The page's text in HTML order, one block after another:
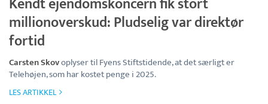
millionoverskud: Pludselig var direktør
fortid
Carsten Skovoplyser til Fyens Stiftstidende, at det særligt er
Telehøjen, som har kostet penge i 2025.
LES ARTIKKEL